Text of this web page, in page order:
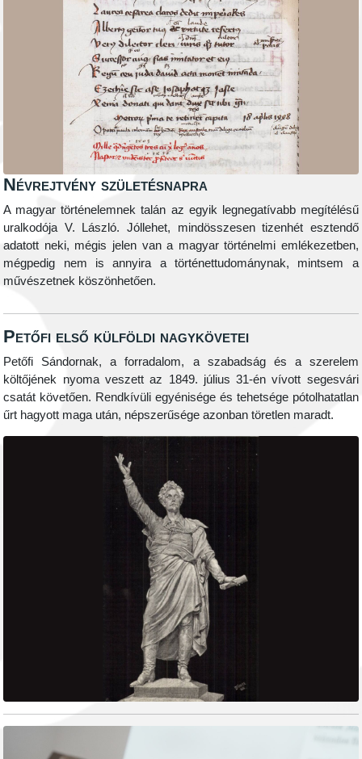
Névrejtvény születésnapra
A magyar történelemnek talán az egyik legnegatívabb megítélésű
uralkodója V. László. Jóllehet, mindösszesen tizenhét esztendő
adatott neki, mégis jelen van a magyar történelmi emlékezetben,
mégpedig nem is annyira a történettudománynak, mintsem a
művészetnek köszönhetően.
Petőfi első külföldi nagykövetei
Petőfi Sándornak, a forradalom, a szabadság és a szerelem
költőjének nyoma veszett az 1849. július 31-én vívott segesvári
csatát követően. Rendkívüli egyénisége és tehetsége pótolhatatlan
űrt hagyott maga után, népszerűsége azonban töretlen maradt.